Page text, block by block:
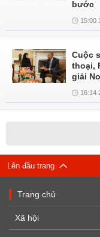
bước
15:00
Cuộc
thoại,
giải
16:14
Lên đầu trang
Trang chủ
Xã hội